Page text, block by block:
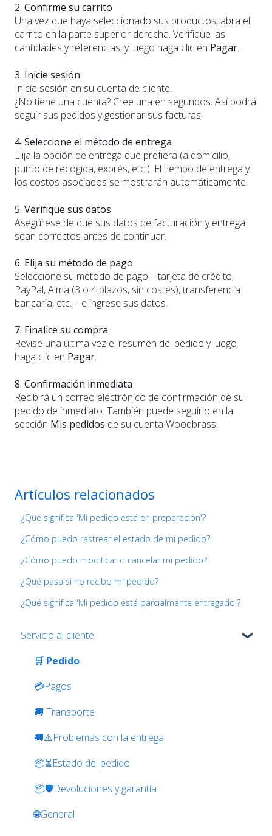
2. Confirme su carrito
Una vez que haya seleccionado sus productos, abra el
carrito en la parte superior derecha. Verifique las
cantidades y referencias, y luego haga clic en Pagar.
3. Inicie sesión
Inicie sesión en su cuenta de cliente.
¿No tiene una cuenta? Cree una en segundos. Así podrá
seguir sus pedidos y gestionar sus facturas.
4. Seleccione el método de entrega
Elija la opción de entrega que prefiera (a domicilio,
punto de recogida, exprés, etc.). El tiempo de entrega y
los costos asociados se mostrarán automáticamente.
5. Verifique sus datos
Asegúrese de que sus datos de facturación y entrega
sean correctos antes de continuar.
6. Elija su método de pago
Seleccione su método de pago – tarjeta de crédito,
PayPal, Alma (3 o 4 plazos, sin costes), transferencia
bancaria, etc. – e ingrese sus datos.
7. Finalice su compra
Revise una última vez el resumen del pedido y luego
haga clic en Pagar.
8. Confirmación inmediata
Recibirá un correo electrónico de confirmación de su
pedido de inmediato. También puede seguirlo en la
sección Mis pedidos de su cuenta Woodbrass.
Artículos relacionados
¿Qué significa 'Mi pedido está en preparación'?
¿Cómo puedo rastrear el estado de mi pedido?
¿Cómo puedo modificar o cancelar mi pedido?
¿Qué pasa si no recibo mi pedido?
¿Qué significa 'Mi pedido está parcialmente entregado'?
Servicio al cliente
🛒 Pedido
💳Pagos
🚚 Transporte
🚚⚠️Problemas con la entrega
📦⏳Estado del pedido
📦🛡️Devoluciones y garantía
🌐General